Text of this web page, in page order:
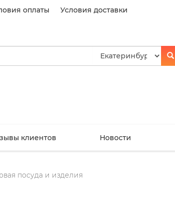
оплаты Условия доставки
клиентов Новости
посуда и изделия